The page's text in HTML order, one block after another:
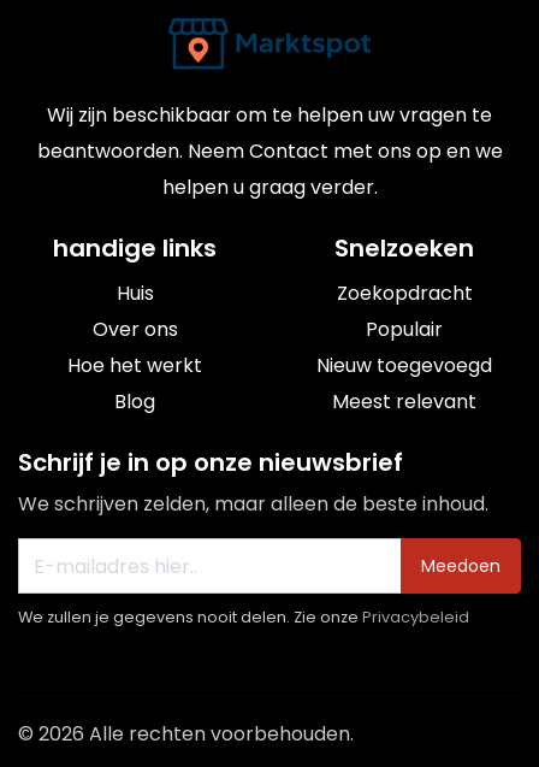
Wij zijn beschikbaar om te helpen uw vragen te
beantwoorden. Neem Contact met ons op en we
helpen u graag verder.
handige links
Huis
Over ons
Hoe het werkt
Blog
Snelzoeken
Zoekopdracht
Populair
Nieuw toegevoegd
Meest relevant
Schrijf je in op onze nieuwsbrief
We schrijven zelden, maar alleen de beste inhoud.
Meedoen
We zullen je gegevens nooit delen. Zie onze Privacybeleid
© 2026 Alle rechten voorbehouden.